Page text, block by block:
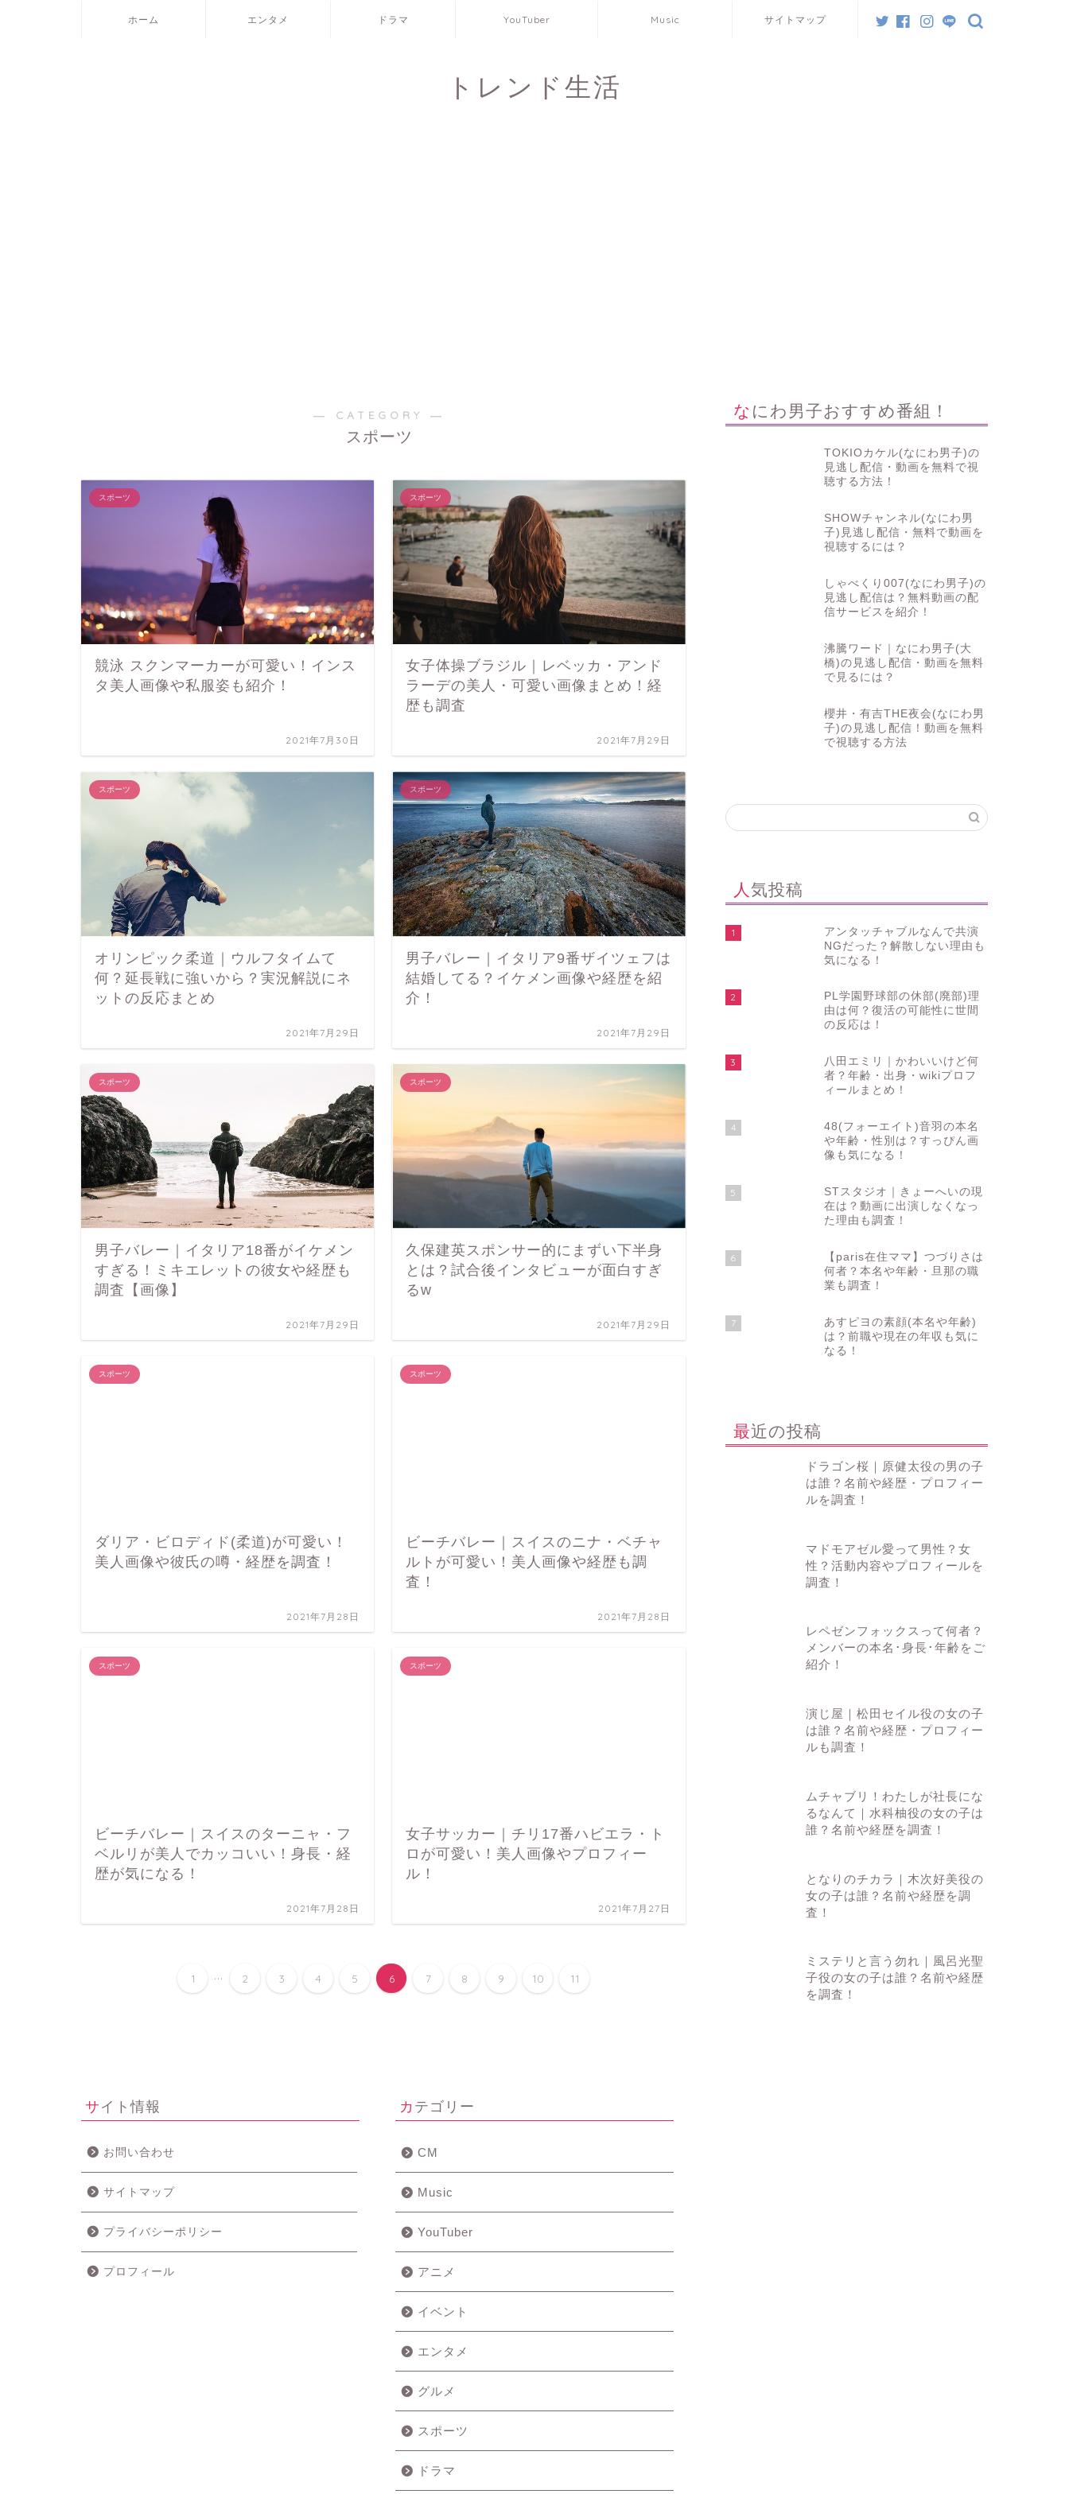
ホーム エンタメ ドラマ YouTuber Music サイトマップ
トレンド生活
― CATEGORY ―
スポーツ
スポーツ
競泳 スクンマーカーが可愛い！インス
タ美人画像や私服姿も紹介！
2021年7月30日
スポーツ
女子体操ブラジル｜レベッカ・アンド
ラーデの美人・可愛い画像まとめ！経
歴も調査
2021年7月29日
スポーツ
オリンピック柔道｜ウルフタイムて
何？延長戦に強いから？実況解説にネ
ットの反応まとめ
2021年7月29日
スポーツ
男子バレー｜イタリア9番ザイツェフは
結婚してる？イケメン画像や経歴を紹
介！
2021年7月29日
スポーツ
男子バレー｜イタリア18番がイケメン
すぎる！ミキエレットの彼女や経歴も
調査【画像】
2021年7月29日
スポーツ
久保建英スポンサー的にまずい下半身
とは？試合後インタビューが面白すぎ
るw
2021年7月29日
スポーツ
ダリア・ビロディド(柔道)が可愛い！
美人画像や彼氏の噂・経歴を調査！
2021年7月28日
スポーツ
ビーチバレー｜スイスのニナ・ベチャ
ルトが可愛い！美人画像や経歴も調
査！
2021年7月28日
スポーツ
ビーチバレー｜スイスのターニャ・フ
ベルリが美人でカッコいい！身長・経
歴が気になる！
2021年7月28日
スポーツ
女子サッカー｜チリ17番ハビエラ・ト
ロが可愛い！美人画像やプロフィー
ル！
2021年7月27日
1 ... 2 3 4 5 6 7 8 9 10 11
なにわ男子おすすめ番組！
TOKIOカケル(なにわ男子)の
見逃し配信・動画を無料で視
聴する方法！
SHOWチャンネル(なにわ男
子)見逃し配信・無料で動画を
視聴するには？
しゃべくり007(なにわ男子)の
見逃し配信は？無料動画の配
信サービスを紹介！
沸騰ワード｜なにわ男子(大
橋)の見逃し配信・動画を無料
で見るには？
櫻井・有吉THE夜会(なにわ男
子)の見逃し配信！動画を無料
で視聴する方法
人気投稿
1
アンタッチャブルなんで共演
NGだった？解散しない理由も
気になる！
2
PL学園野球部の休部(廃部)理
由は何？復活の可能性に世間
の反応は！
3
八田エミリ｜かわいいけど何
者？年齢・出身・wikiプロフ
ィールまとめ！
4
48(フォーエイト)音羽の本名
や年齢・性別は？すっぴん画
像も気になる！
5
STスタジオ｜きょーへいの現
在は？動画に出演しなくなっ
た理由も調査！
6
【paris在住ママ】つづりさは
何者？本名や年齢・旦那の職
業も調査！
7
あすピヨの素顔(本名や年齢)
は？前職や現在の年収も気に
なる！
最近の投稿
ドラゴン桜｜原健太役の男の子
は誰？名前や経歴・プロフィー
ルを調査！
マドモアゼル愛って男性？女
性？活動内容やプロフィールを
調査！
レペゼンフォックスって何者？
メンバーの本名･身長･年齢をご
紹介！
演じ屋｜松田セイル役の女の子
は誰？名前や経歴・プロフィー
ルも調査！
ムチャブリ！わたしが社長にな
るなんて｜水科柚役の女の子は
誰？名前や経歴を調査！
となりのチカラ｜木次好美役の
女の子は誰？名前や経歴を調
査！
ミステリと言う勿れ｜風呂光聖
子役の女の子は誰？名前や経歴
を調査！
サイト情報
お問い合わせ
サイトマップ
プライバシーポリシー
プロフィール
カテゴリー
CM
Music
YouTuber
アニメ
イベント
エンタメ
グルメ
スポーツ
ドラマ